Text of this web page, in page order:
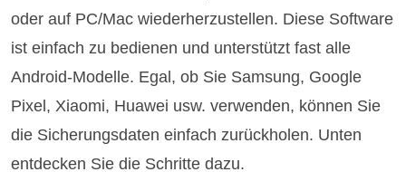
oder auf PC/Mac wiederherzustellen. Diese Software
ist einfach zu bedienen und unterstützt fast alle
Android-Modelle. Egal, ob Sie Samsung, Google
Pixel, Xiaomi, Huawei usw. verwenden, können Sie
die Sicherungsdaten einfach zurückholen. Unten
entdecken Sie die Schritte dazu.